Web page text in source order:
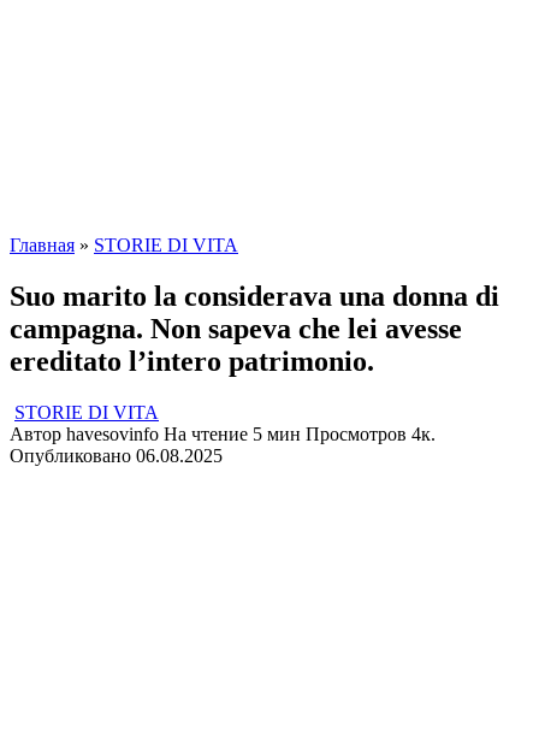
Главная » STORIE DI VITA
Suo marito la considerava una donna di
campagna. Non sapeva che lei avesse
ereditato l’intero patrimonio.
STORIE DI VITA
Автор havesovinfo На чтение 5 мин Просмотров 4к.
Опубликовано 06.08.2025